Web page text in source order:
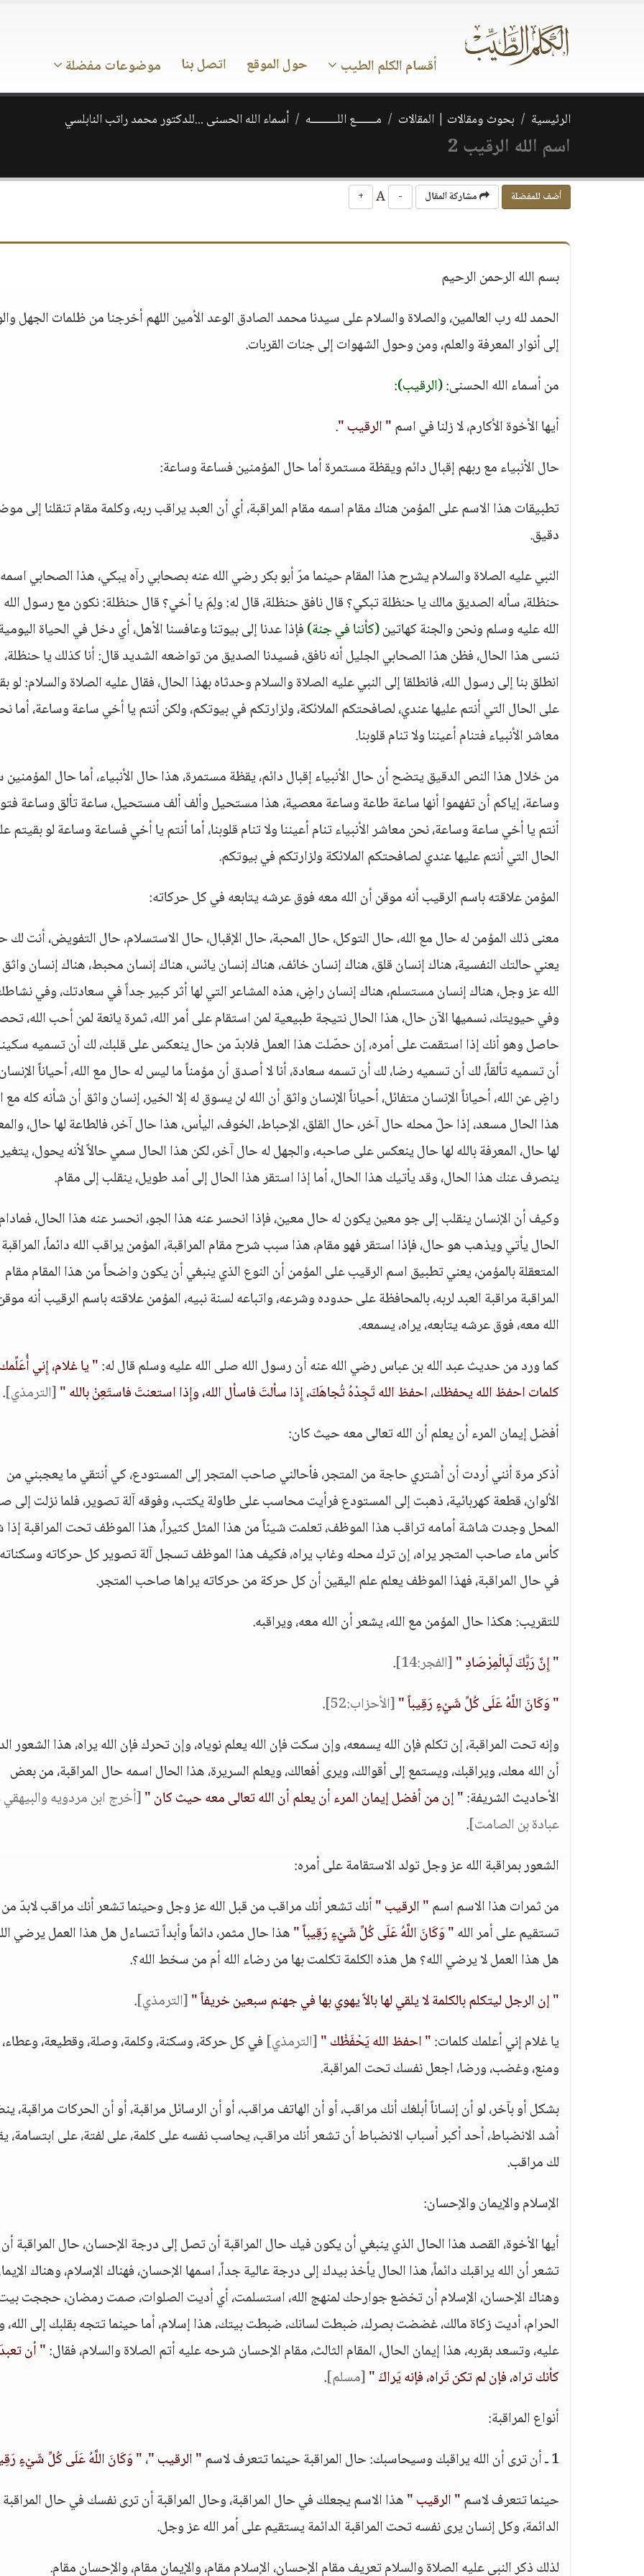
أقسام الكلم الطيب حول الموقع اتصل بنا موضوعات مفضلة
الرئيسية بحوث ومقالات | المقالات مـــــــع اللـــــــــه أسماء الله الحسنى ...للدكتور محمد راتب النابلسي
اسم الله الرقيب 2
أضف للمفضلة مشاركة المقال -
+
بسم الله الرحمن الرحيم
الحمد لله رب العالمين، والصلاة والسلام على سيدنا محمد الصادق الوعد الأمين اللهم أخرجنا من ظلمات الجهل
إلى أنوار المعرفة والعلم، ومن وحول الشهوات إلى جنات القربات.
من أسماء الله الحسنى:(الرقيب):
أيها الأخوة الأكارم، لا زلنا في اسم" الرقيب ".
حال الأنبياء مع ربهم إقبال دائم ويقظة مستمرة أما حال المؤمنين فساعة وساعة:
تطبيقات هذا الاسم على المؤمن هناك مقام اسمه مقام المراقبة، أي أن العبد يراقب ربه، وكلمة مقام تنقلنا إلى
دقيق.
النبي عليه الصلاة والسلام يشرح هذا المقام حينما مرّ أبو بكر رضي الله عنه بصحابي رآه يبكي، هذا الصحابي اسمه
حنظلة، سأله الصديق مالك يا حنظلة تبكي؟ قال نافق حنظلة، قال له: ولِمَ يا أخي؟ قال حنظلة: نكون مع رسول
الله عليه وسلم ونحن والجنة كهاتين(كأننا في جنة)فإذا عدنا إلى بيوتنا وعافسنا الأهل، أي دخل في الحياة
ننسى هذا الحال، فظن هذا الصحابي الجليل أنه نافق، فسيدنا الصديق من تواضعه الشديد قال: أنا كذلك يا حنظلة،
انطلق بنا إلى رسول الله، فانطلقا إلى النبي عليه الصلاة والسلام وحدثاه بهذا الحال، فقال عليه الصلاة والسلام: لو
على الحال التي أنتم عليها عندي، لصافحتكم الملائكة، ولزارتكم في بيوتكم، ولكن أنتم يا أخي ساعة وساعة، أما
معاشر الأنبياء فتنام أعيننا ولا تنام قلوبنا.
من خلال هذا النص الدقيق يتضح أن حال الأنبياء إقبال دائم، يقظة مستمرة، هذا حال الأنبياء، أما حال
وساعة، إياكم أن تفهموا أنها ساعة طاعة وساعة معصية، هذا مستحيل وألف ألف مستحيل، ساعة تألق وساعة
أنتم يا أخي ساعة وساعة، نحن معاشر الأنبياء تنام أعيننا ولا تنام قلوبنا، أما أنتم يا أخي فساعة وساعة لو بقيتم
الحال التي أنتم عليها عندي لصافحتكم الملائكة ولزارتكم في بيوتكم.
المؤمن علاقته باسم الرقيب أنه موقن أن الله معه فوق عرشه يتابعه في كل حركاته:
معنى ذلك المؤمن له حال مع الله، حال التوكل، حال المحبة، حال الإقبال، حال الاستسلام، حال التفويض، أنت لك
يعني حالتك النفسية، هناك إنسان قلق، هناك إنسان خائف، هناك إنسان يائس، هناك إنسان محبط، هناك إنسان
الله عز وجل، هناك إنسان مستسلم، هناك إنسان راضٍ، هذه المشاعر التي لها أثر كبير جداً في سعادتك، وفي
وفي حيويتك، نسميها الآن حال، هذا الحال نتيجة طبيعية لمن استقام على أمر الله، ثمرة يانعة لمن أحب الله،
حاصل وهو أنك إذا استقمت على أمره، إن حصّلت هذا العمل فلابدّ من حال ينعكس على قلبك، لك أن تسميه
أن تسميه تألقاً، لك أن تسميه رضا، لك أن تسمه سعادة، أنا لا أصدق أن مؤمناً ما ليس له حال مع الله، أحياناً الإنسان
راضٍ عن الله، أحياناً الإنسان متفائل، أحياناً الإنسان واثق أن الله لن يسوق له إلا الخير، إنسان واثق أن شأنه كله مع
هذا الحال مسعد، إذا حلّ محله حال آخر، حال القلق، الإحباط، الخوف، اليأس، هذا حال آخر، فالطاعة لها حال،
لها حال، المعرفة بالله لها حال ينعكس على صاحبه، والجهل له حال آخر، لكن هذا الحال سمي حالاً لأنه يحول،
ينصرف عنك هذا الحال، وقد يأتيك هذا الحال، أما إذا استقر هذا الحال إلى أمد طويل، ينقلب إلى مقام.
وكيف أن الإنسان ينقلب إلى جو معين يكون له حال معين، فإذا انحسر عنه هذا الجو، انحسر عنه هذا الحال،
الحال يأتي ويذهب هو حال، فإذا استقر فهو مقام، هذا سبب شرح مقام المراقبة، المؤمن يراقب الله دائماً، المراقبة
المتعقلة بالمؤمن، يعني تطبيق اسم الرقيب على المؤمن أن النوع الذي ينبغي أن يكون واضحاً من هذا المقام مقام
المراقبة مراقبة العبد لربه، بالمحافظة على حدوده وشرعه، واتباعه لسنة نبيه، المؤمن علاقته باسم الرقيب أنه
الله معه، فوق عرشه يتابعه، يراه، يسمعه.
كما ورد من حديث عبد الله بن عباس رضي الله عنه أن رسول الله صلى الله عليه وسلم قال له:" يا غلام، إِني أُعَلِّمك
كلمات احفظ الله يحفظك، احفظ الله تَجِدْهُ تُجاهَكَ، إِذا سألتَ فاسأل الله، وإِذا استعنتَ فاستَعِنْ بالله "[الترمذي].
أفضل إيمان المرء أن يعلم أن الله تعالى معه حيث كان:
أذكر مرة أنني أردت أن أشتري حاجة من المتجر، فأحالني صاحب المتجر إلى المستودع، كي أنتقي ما يعجبني من
الألوان، قطعة كهربائية، ذهبت إلى المستودع فرأيت محاسب على طاولة يكتب، وفوقه آلة تصوير، فلما نزلت
المحل وجدت شاشة أمامه تراقب هذا الموظف، تعلمت شيئاً من هذا المثل كثيراً، هذا الموظف تحت المراقبة
كأس ماء صاحب المتجر يراه، إن ترك محله وغاب يراه، فكيف هذا الموظف تسجل آلة تصوير كل حركاته
في حال المراقبة، فهذا الموظف يعلم علم اليقين أن كل حركة من حركاته يراها صاحب المتجر.
للتقريب: هكذا حال المؤمن مع الله، يشعر أن الله معه، ويراقبه.
" إِنَّ رَبَّكَ لَبِالْمِرْصَادِ "[الفجر:14]
.
" وَكَانَ اللَّهُ عَلَى كُلِّ شَيْءٍ رَقِيباً "[الأحزاب:52]
.
وإنه تحت المراقبة، إن تكلم فإن الله يسمعه، وإن سكت فإن الله يعلم نوياه، وإن تحرك فإن الله يراه، هذا الشعور
أن الله معك، ويراقبك، ويستمع إلى أقوالك، ويرى أفعالك، ويعلم السريرة، هذا الحال اسمه حال المراقبة، من بعض
الأحاديث الشريفة:" إن من أفضل إيمان المرء أن يعلم أن الله تعالى معه حيث كان "[أخرج ابن مردويه
عبادة بن الصامت].
الشعور بمراقبة الله عز وجل تولد الاستقامة على أمره:
من ثمرات هذا الاسم اسم" الرقيب "أنك تشعر أنك مراقب من قبل الله عز وجل وحينما تشعر أنك مراقب لابدّ
تستقيم على أمر الله" وَكَانَ اللَّهُ عَلَى كُلِّ شَيْءٍ رَقِيباً "هذا حال مثمر، دائماً وأبداً تتساءل هل هذا العمل يرضي
هل هذا العمل لا يرضي الله؟ هل هذه الكلمة تكلمت بها من رضاء الله أم من سخط الله؟.
" إن الرجل ليتكلم بالكلمة لا يلقي لها بالاً يهوي بها في جهنم سبعين خريفاً "[الترمذي].
يا غلام إني أعلمك كلمات:" احفظ الله يَحْفَظْك "[الترمذي] في كل حركة، وسكنة، وكلمة، وصلة، وقطيعة، وعطاء،
ومنع، وغضب، ورضا، اجعل نفسك تحت المراقبة.
بشكل أو بآخر، لو أن إنساناً أبلغك أنك مراقب، أو أن الهاتف مراقب، أو أن الرسائل مراقبة، أو أن الحركات مراقبة،
أشد الانضباط، أحد أكبر أسباب الانضباط أن تشعر أنك مراقب، يحاسب نفسه على كلمة، على لفتة، على ابتسامة،
لك مراقب.
الإسلام والإيمان والإحسان:
أيها الأخوة، القصد هذا الحال الذي ينبغي أن يكون فيك حال المراقبة أن تصل إلى درجة الإحسان، حال المراقبة أن
تشعر أن الله يراقبك دائماً، هذا الحال يأخذ بيدك إلى درجة عالية جداً، اسمها الإحسان، فهناك الإسلام، وهناك
وهناك الإحسان، الإسلام أن تخضع جوارحك لمنهج الله، استسلمت، أي أديت الصلوات، صمت رمضان، حججت بيت
الحرام، أديت زكاة مالك، غضضت بصرك، ضبطت لسانك، ضبطت بيتك، هذا إسلام، أما حينما تتجه بقلبك إلى الله،
عليه، وتسعد بقربه، هذا إيمان الحال، المقام الثالث، مقام الإحسان شرحه عليه أتم الصلاة والسلام، فقال:" أن
كأنك تراه، فإن لم تكن تَراه، فإنه يَراكَ "[مسلم].
أنواع المراقبة:
1 ـ أن ترى أن الله يراقبك وسيحاسبك: حال المراقبة حينما تتعرف لاسم
" الرقيب "،" وَكَانَ اللَّهُ عَلَى كُلِّ شَيْءٍ
حينما تتعرف لاسم" الرقيب "هذا الاسم يجعلك في حال المراقبة، وحال المراقبة أن ترى نفسك في حال المراقبة
الدائمة، وكل إنسان يرى نفسه تحت المراقبة الدائمة يستقيم على أمر الله عز وجل.
لذلك ذكر النبي عليه الصلاة والسلام تعريف مقام الإحسان، الإسلام مقام، والإيمان مقام، والإحسان مقام.